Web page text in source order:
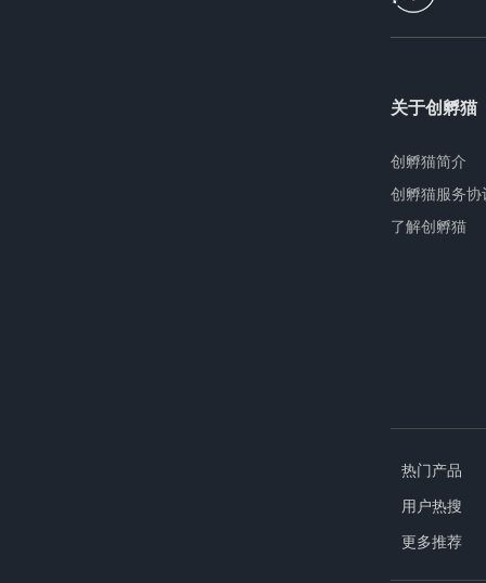
关于创孵猫
创孵猫简介
创孵猫服务协
了解创孵猫
热门产品
用户热搜
更多推荐